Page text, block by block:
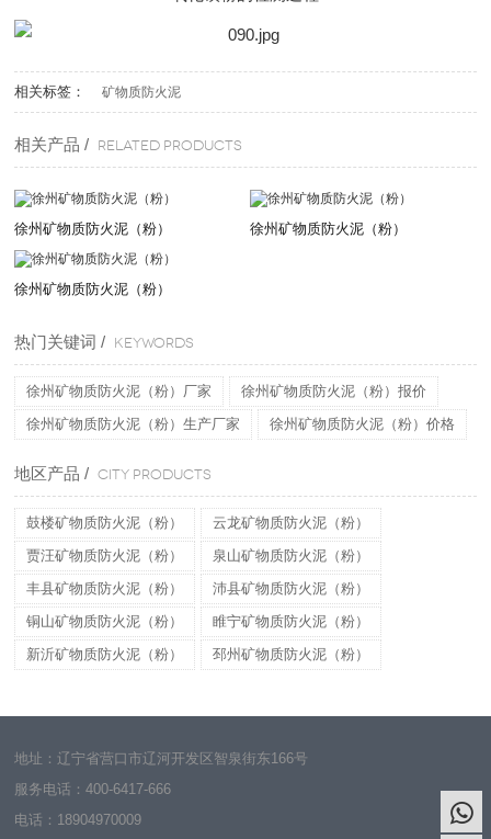
相关标签： 矿物质防火泥
相关产品 / Related products
徐州矿物质防火泥（粉） 徐州矿物质防火泥（粉）
徐州矿物质防火泥（粉）
热门关键词 / KEYWORDS
徐州矿物质防火泥（粉）厂家
徐州矿物质防火泥（粉）报价
徐州矿物质防火泥（粉）生产厂家
徐州矿物质防火泥（粉）价格
地区产品 / CITY PRODUCTS
鼓楼矿物质防火泥（粉）
云龙矿物质防火泥（粉）
贾汪矿物质防火泥（粉）
泉山矿物质防火泥（粉）
丰县矿物质防火泥（粉）
沛县矿物质防火泥（粉）
铜山矿物质防火泥（粉）
睢宁矿物质防火泥（粉）
新沂矿物质防火泥（粉）
邳州矿物质防火泥（粉）
地址：辽宁省营口市辽河开发区智泉街东166号
服务电话：400-6417-666
电话： 18904970009